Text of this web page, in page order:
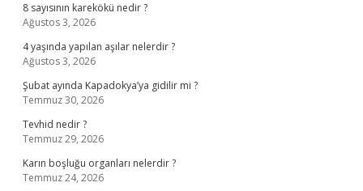
8 sayısının karekökü nedir ?
Ağustos 3, 2026
4 yaşında yapılan aşılar nelerdir ?
Ağustos 3, 2026
Şubat ayında Kapadokya’ya gidilir mi ?
Temmuz 30, 2026
Tevhid nedir ?
Temmuz 29, 2026
Karın boşluğu organları nelerdir ?
Temmuz 24, 2026